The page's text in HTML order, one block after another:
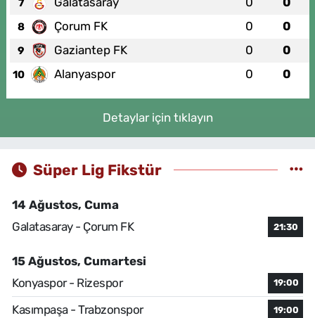
7
8 Çorum FK 0 0
9 Gaziantep FK 0 0
10 Alanyaspor 0 0
Detaylar için tıklayın
Süper Lig Fikstür
14 Ağustos, Cuma
Galatasaray - Çorum FK
21:30
15 Ağustos, Cumartesi
Konyaspor - Rizespor
19:00
Kasımpaşa - Trabzonspor 19:00